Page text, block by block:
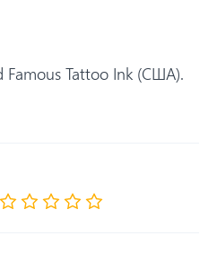
Famous Tattoo Ink (США).